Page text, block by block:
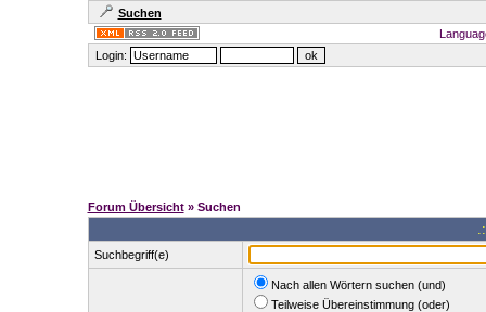
Suchen
Login:
Forum Übersicht» Suchen
Suchbegriff(e)
Nach allen Wörtern suchen (und)
Teilweise Übereinstimmung (oder)